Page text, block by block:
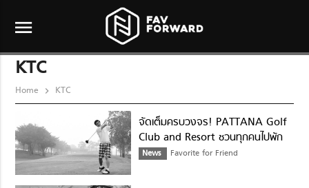
menu
KTC
Home KTC
จัดเต็มครบวงจร! PATTANA Golf
Club and Resort ชวนทุกคนไปพัก
ผ่อน พร้อมรับโปรฯ ดีดีจาก เคทีซี
News Favorite for Friend